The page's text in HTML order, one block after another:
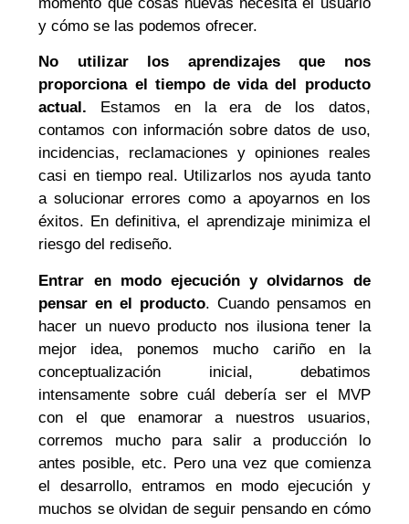
y cómo se las podemos ofrecer.
No utilizar los aprendizajes que nos
proporciona el tiempo de vida del producto
actual.
Estamos en la era de los datos,
contamos con información sobre datos de uso,
incidencias, reclamaciones y opiniones reales
casi en tiempo real. Utilizarlos nos ayuda tanto
a solucionar errores como a apoyarnos en los
éxitos. En definitiva, el aprendizaje minimiza el
riesgo del rediseño.
Entrar en modo ejecución y olvidarnos de
pensar en el producto. Cuando pensamos en
hacer un nuevo producto nos ilusiona tener la
mejor idea, ponemos mucho cariño en la
conceptualización inicial, debatimos
intensamente sobre cuál debería ser el MVP
con el que enamorar a nuestros usuarios,
corremos mucho para salir a producción lo
antes posible, etc. Pero una vez que comienza
el desarrollo, entramos en modo ejecución y
muchos se olvidan de seguir pensando en cómo